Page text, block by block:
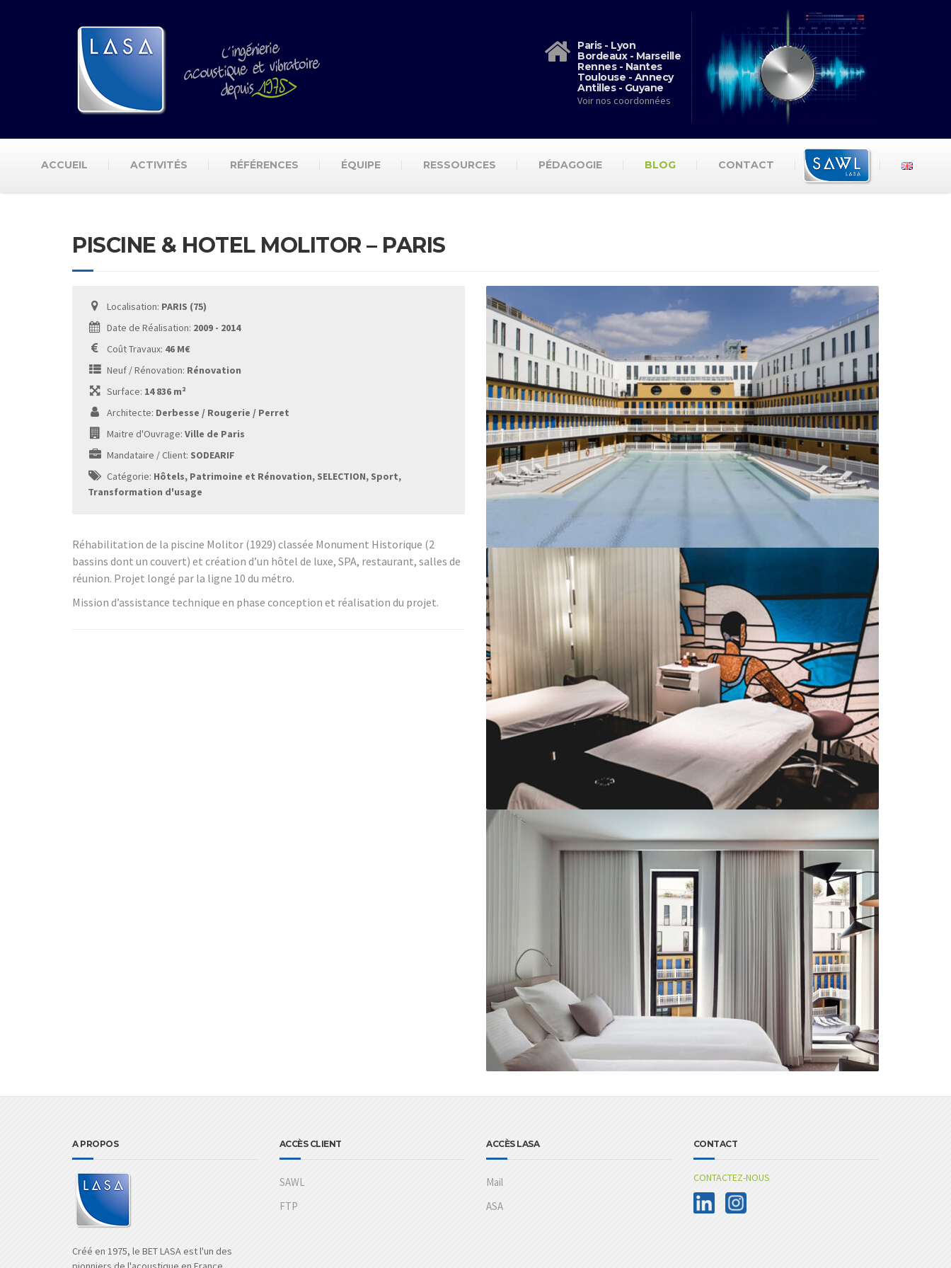
Paris - Lyon
Bordeaux - Marseille
Rennes - Nantes
Toulouse - Annecy
Antilles - Guyane
Voir nos coordonnées
ACCUEIL ACTIVITÉS RÉFÉRENCES ÉQUIPE RESSOURCES PÉDAGOGIE BLOG CONTACT
PISCINE & HOTEL MOLITOR – PARIS
Localisation: PARIS (75)
Date de Réalisation: 2009 - 2014
Coût Travaux: 46 M€
Neuf / Rénovation: Rénovation
Surface: 14 836 m²
Architecte: Derbesse / Rougerie / Perret
Maitre d'Ouvrage: Ville de Paris
Mandataire / Client: SODEARIF
Catégorie: Hôtels, Patrimoine et Rénovation, SELECTION, Sport,
Transformation d'usage
Réhabilitation de la piscine Molitor (1929) classée Monument Historique (2
bassins dont un couvert) et création d’un hôtel de luxe, SPA, restaurant, salles de
réunion. Projet longé par la ligne 10 du métro.
Mission d’assistance technique en phase conception et réalisation du projet.
A PROPOS
Créé en 1975, le BET LASA est l'un des
ACCÈS CLIENT
SAWL
FTP
ACCÈS LASA
Mail
ASA
CONTACT
CONTACTEZ-NOUS